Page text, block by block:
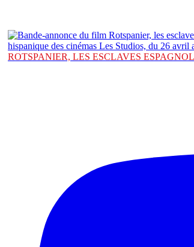
ROTSPANIER, LES ESCLAVES